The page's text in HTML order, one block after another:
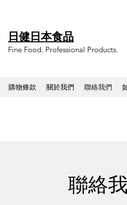
日健日本食品
Fine Food. Professional Products.
購物條款 關於我們 聯絡我們
聯絡